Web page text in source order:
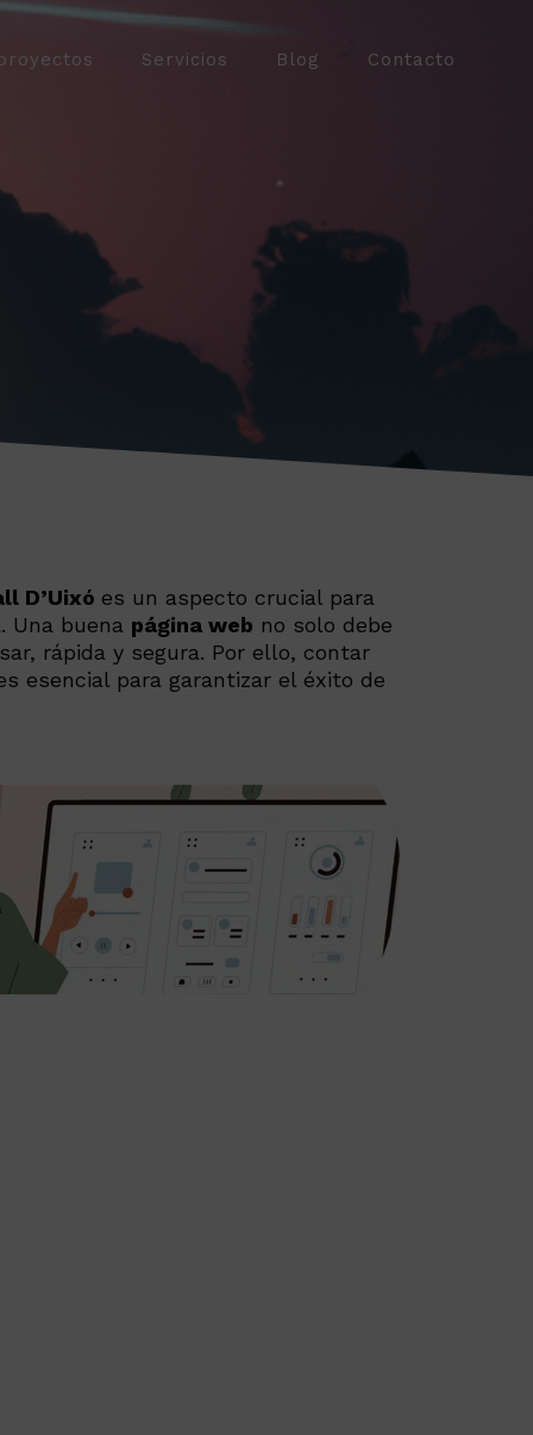
Servicios Blog Contacto
D’Uixó es un aspecto crucial para
Una buena página web no solo debe
rápida y segura. Por ello, contar
esencial para garantizar el éxito de